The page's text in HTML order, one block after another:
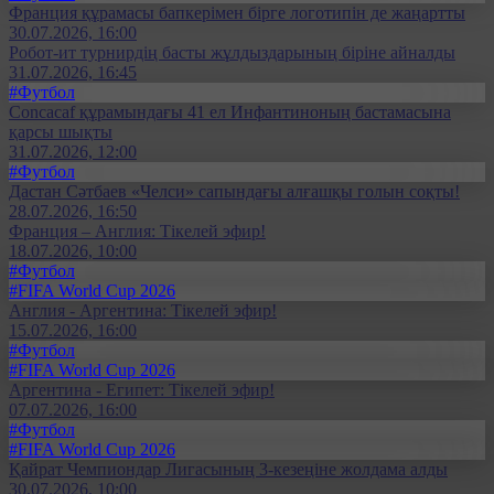
Франция құрамасы бапкерімен бірге логотипін де жаңартты
30.07.2026, 16:00
Робот-ит турнирдің басты жұлдыздарының біріне айналды
31.07.2026, 16:45
#Футбол
Concacaf құрамындағы 41 ел Инфантиноның бастамасына
қарсы шықты
31.07.2026, 12:00
#Футбол
Дастан Сәтбаев «Челси» сапындағы алғашқы голын соқты!
28.07.2026, 16:50
Франция – Англия: Тікелей эфир!
18.07.2026, 10:00
#Футбол
#FIFA World Cup 2026
Англия - Аргентина: Тікелей эфир!
15.07.2026, 16:00
#Футбол
#FIFA World Cup 2026
Аргентина - Египет: Тікелей эфир!
07.07.2026, 16:00
#Футбол
#FIFA World Cup 2026
Қайрат Чемпиондар Лигасының 3-кезеңіне жолдама алды
30.07.2026, 10:00